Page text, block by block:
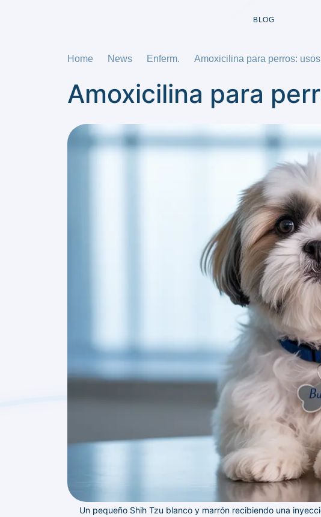
BLOG
Home News Enferm. Amoxicilina para perros:
Amoxicilina para
Un pequeño Shih Tzu blanco y marrón recibiendo una